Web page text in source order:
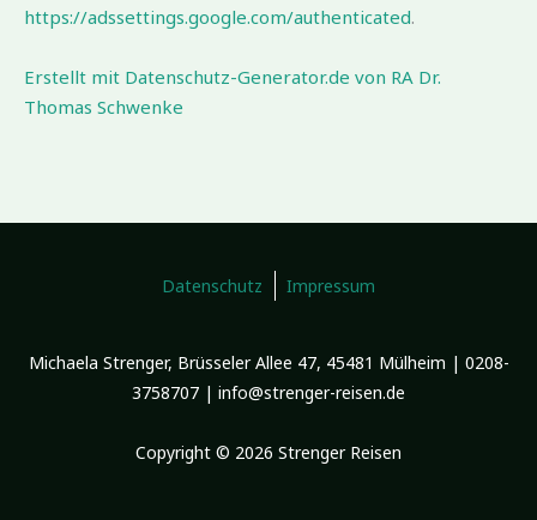
https://adssettings.google.com/authenticated.
Erstellt mit Datenschutz-Generator.de von RA Dr.
Thomas Schwenke
Datenschutz Impressum
Michaela Strenger, Brüsseler Allee 47, 45481 Mülheim | 0208-
3758707 | info@strenger-reisen.de
Copyright © 2026 Strenger Reisen